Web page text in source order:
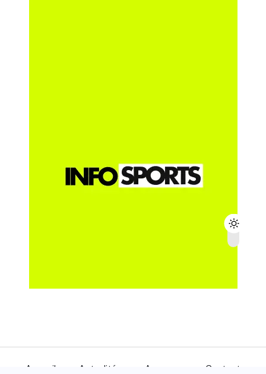
Accueil Actualités A propos Contact